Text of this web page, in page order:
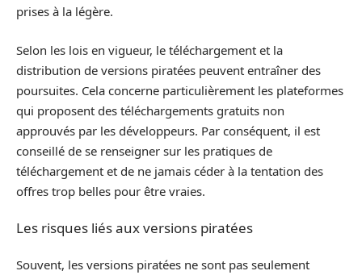
prises à la légère.
Selon les lois en vigueur, le téléchargement et la
distribution de versions piratées peuvent entraîner des
poursuites. Cela concerne particulièrement les plateformes
qui proposent des téléchargements gratuits non
approuvés par les développeurs. Par conséquent, il est
conseillé de se renseigner sur les pratiques de
téléchargement et de ne jamais céder à la tentation des
offres trop belles pour être vraies.
Les risques liés aux versions piratées
Souvent, les versions piratées ne sont pas seulement